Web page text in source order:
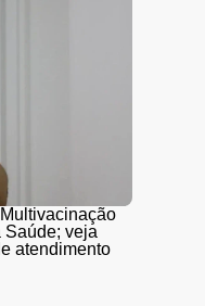
Saúde; veja
atendimento